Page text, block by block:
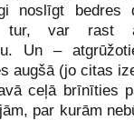
noslīgt bedres
tur, var rast
Un –
augšā (jo citas
ceļā brīnīties
par kurām